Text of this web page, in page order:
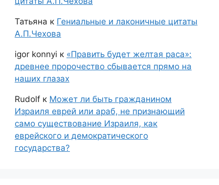
Татьяна к Гениальные и лаконичные цитаты
А.П.Чехова
igor konnyi к «Править будет желтая раса»:
древнее пророчество сбывается прямо на
наших глазах
Rudolf к Может ли быть гражданином
Израиля еврей или араб, не признающий
само существование Израиля, как
еврейского и демократического
государства?